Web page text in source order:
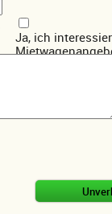
Ja, ich